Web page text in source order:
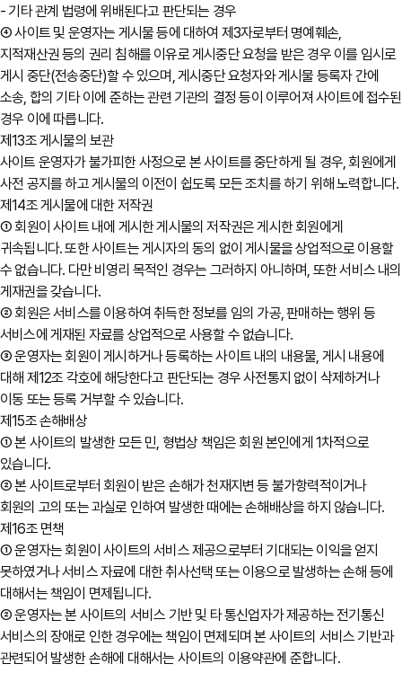
- 기타 관계 법령에 위배된다고 판단되는 경우
④ 사이트 및 운영자는 게시물 등에 대하여 제3자로부터 명예훼손,
지적재산권 등의 권리 침해를 이유로 게시중단 요청을 받은 경우 이를 임시로
게시 중단(전송중단)할 수 있으며, 게시중단 요청자와 게시물 등록자 간에
소송, 합의 기타 이에 준하는 관련 기관의 결정 등이 이루어져 사이트에 접수된
경우 이에 따릅니다.
제13조 게시물의 보관
사이트 운영자가 불가피한 사정으로 본 사이트를 중단하게 될 경우, 회원에게
사전 공지를 하고 게시물의 이전이 쉽도록 모든 조치를 하기 위해 노력합니다.
제14조 게시물에 대한 저작권
① 회원이 사이트 내에 게시한 게시물의 저작권은 게시한 회원에게
귀속됩니다. 또한 사이트는 게시자의 동의 없이 게시물을 상업적으로 이용할
수 없습니다. 다만 비영리 목적인 경우는 그러하지 아니하며, 또한 서비스 내의
게재권을 갖습니다.
② 회원은 서비스를 이용하여 취득한 정보를 임의 가공, 판매하는 행위 등
서비스에 게재된 자료를 상업적으로 사용할 수 없습니다.
③ 운영자는 회원이 게시하거나 등록하는 사이트 내의 내용물, 게시 내용에
대해 제12조 각호에 해당한다고 판단되는 경우 사전통지 없이 삭제하거나
이동 또는 등록 거부할 수 있습니다.
제15조 손해배상
① 본 사이트의 발생한 모든 민, 형법상 책임은 회원 본인에게 1차적으로
있습니다.
② 본 사이트로부터 회원이 받은 손해가 천재지변 등 불가항력적이거나
회원의 고의 또는 과실로 인하여 발생한 때에는 손해배상을 하지 않습니다.
제16조 면책
① 운영자는 회원이 사이트의 서비스 제공으로부터 기대되는 이익을 얻지
못하였거나 서비스 자료에 대한 취사선택 또는 이용으로 발생하는 손해 등에
대해서는 책임이 면제됩니다.
② 운영자는 본 사이트의 서비스 기반 및 타 통신업자가 제공하는 전기통신
서비스의 장애로 인한 경우에는 책임이 면제되며 본 사이트의 서비스 기반과
관련되어 발생한 손해에 대해서는 사이트의 이용약관에 준합니다.